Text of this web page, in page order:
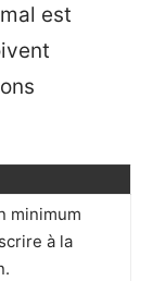
est
minimum
à la